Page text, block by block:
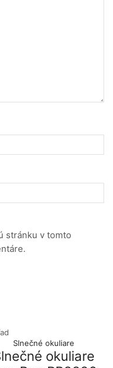
stránku v tomto
Slnečné okuliare
okuliare